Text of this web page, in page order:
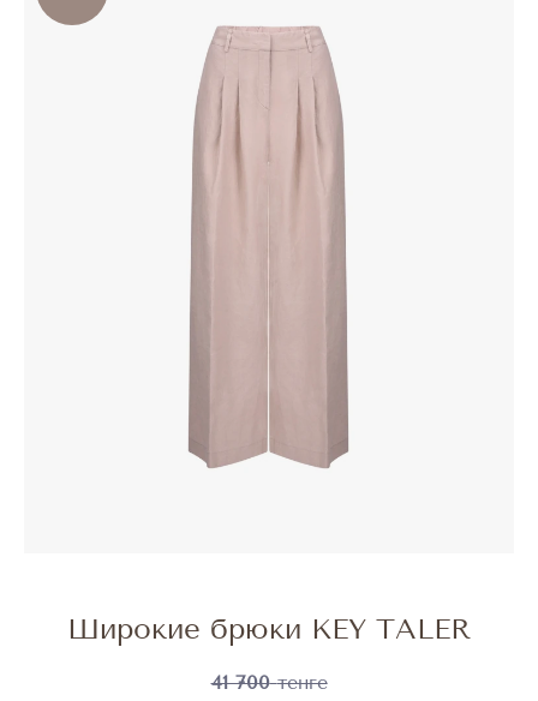
Широкие брюки KEY TALER
41 700 тенге